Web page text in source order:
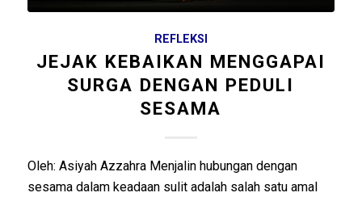
REFLEKSI
JEJAK KEBAIKAN MENGGAPAI
SURGA DENGAN PEDULI
SESAMA
Oleh: Asiyah Azzahra Menjalin hubungan dengan
sesama dalam keadaan sulit adalah salah satu amal